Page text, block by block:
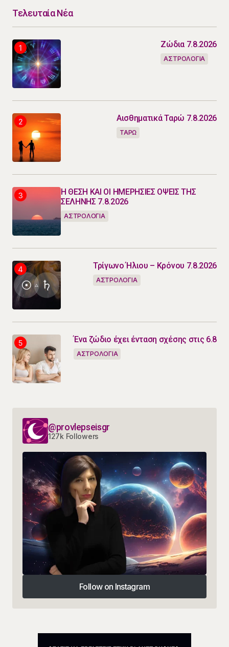
Τελευταία Νέα
Ζώδια 7.8.2026
ΑΣΤΡΟΛΟΓΙΑ
Αισθηματικά Ταρώ 7.8.2026
ΤΑΡΩ
Η ΘΕΣΗ ΚΑΙ ΟΙ ΗΜΕΡΗΣΙΕΣ ΟΨΕΙΣ ΤΗΣ
ΣΕΛΗΝΗΣ 7.8.2026
ΑΣΤΡΟΛΟΓΙΑ
Τρίγωνο Ήλιου – Κρόνου 7.8.2026
ΑΣΤΡΟΛΟΓΙΑ
Ένα ζώδιο έχει ένταση σχέσης στις 6.8
ΑΣΤΡΟΛΟΓΙΑ
@provlepseisgr
127k Followers
Follow on Instagram
Follow on Instagram